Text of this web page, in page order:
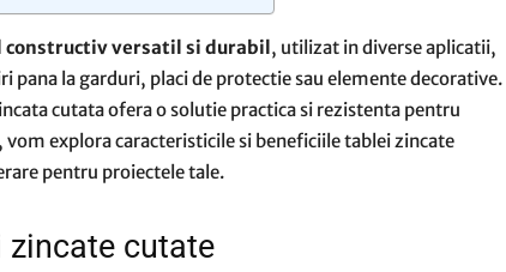
constructiv versatil si durabil, utilizat in diverse aplicatii,
pana la garduri, placi de protectie sau elemente decorative.
cutata ofera o solutie practica si rezistenta pentru
explora caracteristicile si beneficiile tablei zincate
pentru proiectele tale.
zincate cutate